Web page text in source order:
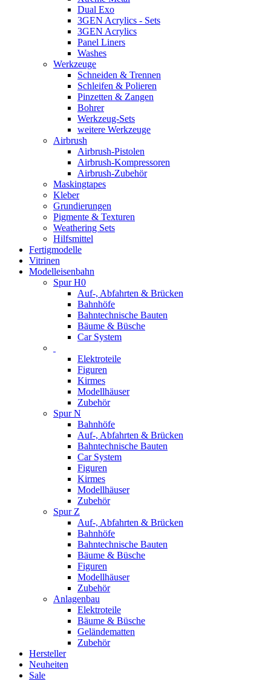
Dual Exo
3GEN Acrylics - Sets
3GEN Acrylics
Panel Liners
Washes
Werkzeuge
Schneiden & Trennen
Schleifen & Polieren
Pinzetten & Zangen
Bohrer
Werkzeug-Sets
weitere Werkzeuge
Airbrush
Airbrush-Pistolen
Airbrush-Kompressoren
Airbrush-Zubehör
Maskingtapes
Kleber
Grundierungen
Pigmente & Texturen
Weathering Sets
Hilfsmittel
Fertigmodelle
Vitrinen
Modelleisenbahn
Spur H0
Auf-, Abfahrten & Brücken
Bahnhöfe
Bahntechnische Bauten
Bäume & Büsche
Car System
Elektroteile
Figuren
Kirmes
Modellhäuser
Zubehör
Spur N
Bahnhöfe
Auf-, Abfahrten & Brücken
Bahntechnische Bauten
Car System
Figuren
Kirmes
Modellhäuser
Zubehör
Spur Z
Auf-, Abfahrten & Brücken
Bahnhöfe
Bahntechnische Bauten
Bäume & Büsche
Figuren
Modellhäuser
Zubehör
Anlagenbau
Elektroteile
Bäume & Büsche
Geländematten
Zubehör
Hersteller
Neuheiten
Sale